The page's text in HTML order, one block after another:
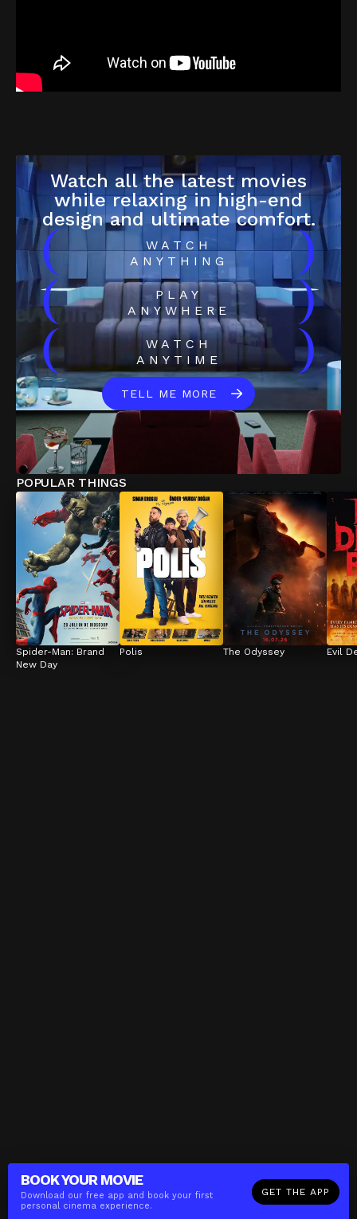
BOOK YOUR MOVIE
Download our free app and book your first
personal cinema experience.
GET THE APP
Watch all the latest movies
while relaxing in high-end
design and ultimate comfort.
(
WATCH
ANYTHING
)
(
PLAY
ANYWHERE
)
(
WATCH
ANYTIME
)
TELL ME MORE
POPULAR THINGS
Spider-Man: Brand
New Day
Polis The Odyssey Evil